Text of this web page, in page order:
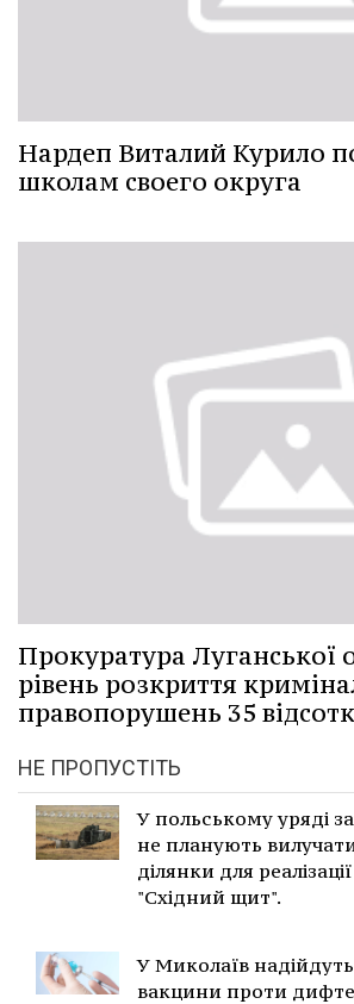
Нардеп Виталий Курило
школам своего округа
Прокуратура Луганської
рівень розкриття
правопорушень 35
НЕ ПРОПУСТІТЬ
У польському уряді
не планують
ділянки для
"Східний щит".
У Миколаїв
вакцини проти